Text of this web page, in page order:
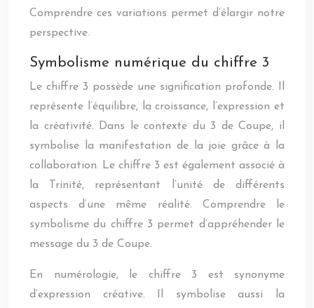
Comprendre ces variations permet d’élargir notre
perspective.
Symbolisme numérique du chiffre 3
Le chiffre 3 possède une signification profonde. Il
représente l’équilibre, la croissance, l’expression et
la créativité. Dans le contexte du 3 de Coupe, il
symbolise la manifestation de la joie grâce à la
collaboration. Le chiffre 3 est également associé à
la Trinité, représentant l’unité de différents
aspects d’une même réalité. Comprendre le
symbolisme du chiffre 3 permet d’appréhender le
message du 3 de Coupe.
En numérologie, le chiffre 3 est synonyme
d’expression créative. Il symbolise aussi la